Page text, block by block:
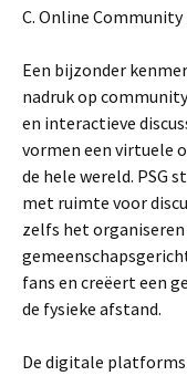
C. Online
Een bijzonder
nadruk op
en interactieve
vormen een virtuele
de hele wereld. PSG
met ruimte voor
zelfs het
fans en creëert een
de fysieke afstand.
De digitale platforms